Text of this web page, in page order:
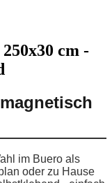
cm -
im Buero als
oder zu Hause